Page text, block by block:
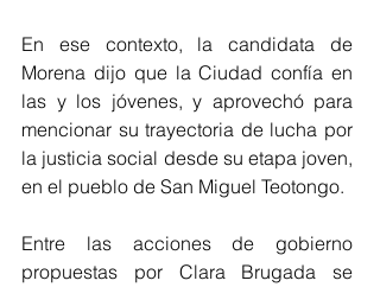
En ese contexto, la candidata de
Morena dijo que la Ciudad confía en
las y los jóvenes, y aprovechó para
mencionar su trayectoria de lucha por
la justicia social desde su etapa joven,
en el pueblo de San Miguel Teotongo.
Entre las acciones de gobierno
propuestas por Clara Brugada se